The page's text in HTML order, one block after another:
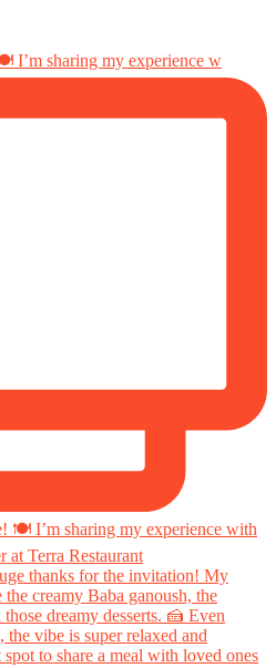
sharing my experience w